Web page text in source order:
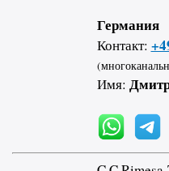
Германия
Контакт:
Имя: